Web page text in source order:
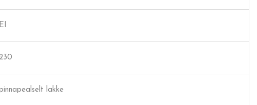
EI
lakke